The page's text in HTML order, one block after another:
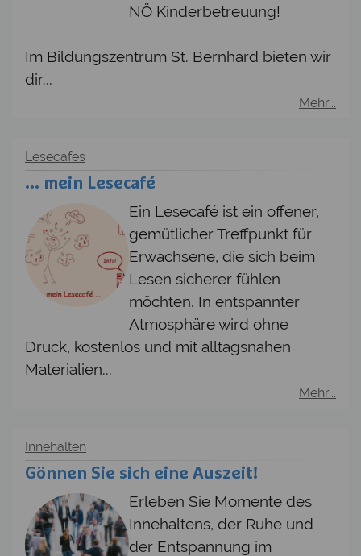
NÖ Kinderbetreuung!
Im Bildungszentrum St. Bernhard bieten wir
dir...
Mehr...
Lesecafes
... mein Lesecafé
Ein Lesecafé ist ein offener,
gemütlicher Treffpunkt für
Erwachsene, die sich beim
Lesen sicherer fühlen
möchten. In entspannter
Atmosphäre wird ohne
Druck, kostenlos und mit alltagsnahen
Materialien...
Mehr...
Innehalten
Gönnen Sie sich eine Auszeit!
Erleben Sie Momente des
Innehaltens, der Ruhe und
der Entspannung im